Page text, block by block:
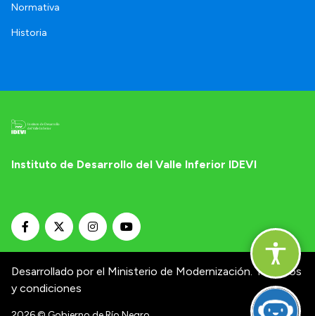
Normativa
Historia
Instituto de Desarrollo del Valle Inferior IDEVI
Desarrollado por el Ministerio de Modernización. Términos
y condiciones